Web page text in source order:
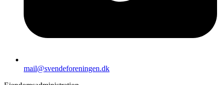
mail@svendeforeningen.dk